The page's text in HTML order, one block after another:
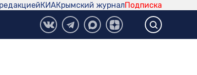
Подписка
Крымский журнал
КИА